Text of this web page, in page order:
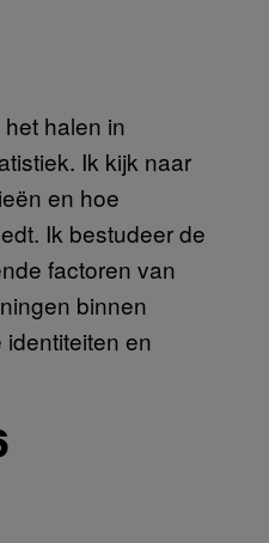
halen in
Ik kijk naar
en hoe
Ik bestudeer de
factoren van
binnen
en